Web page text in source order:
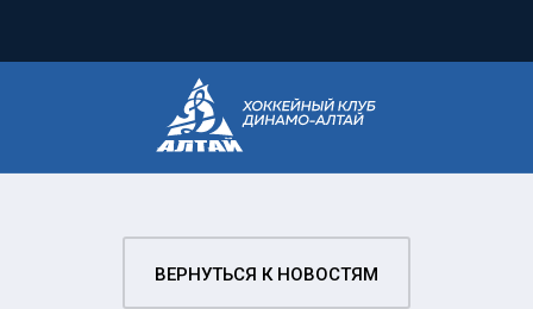
ВЕРНУТЬСЯ К НОВОСТЯМ